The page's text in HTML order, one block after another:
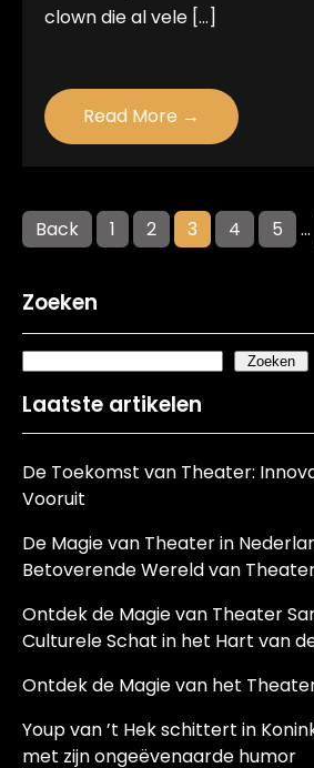
clown die al vele […]
Read More →
Posts
pagination
Back 1 2 3 4 5 …
Zoeken
Zoeken
Laatste artikelen
De Toekomst van Theater:
Vooruit
De Magie van Theater in
Betoverende Wereld van
Ontdek de Magie van Theater
Culturele Schat in het Hart van
Ontdek de Magie van het
Youp van ’t Hek schittert in
met zijn ongeëvenaarde humor